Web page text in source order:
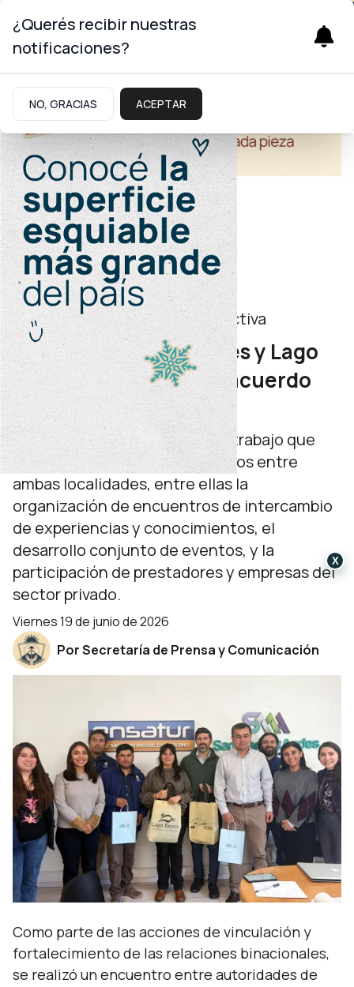
Turismo
Cooperación turística y productiva
San Martín de los Andes y Lago
Ranco avanzan en un acuerdo
binacional
Se analizan diversas líneas de trabajo que
permitirán fortalecer los vínculos entre
ambas localidades, entre ellas la
organización de encuentros de intercambio
de experiencias y conocimientos, el
desarrollo conjunto de eventos, y la
participación de prestadores y empresas del
sector privado.
viernes 19 de junio de 2026
Por Secretaría de Prensa y Comunicación
Como parte de las acciones de vinculación y
fortalecimiento de las relaciones binacionales,
se realizó un encuentro entre autoridades de
¿Querés recibir nuestras
notificaciones?
NO, GRACIAS ACEPTAR
X